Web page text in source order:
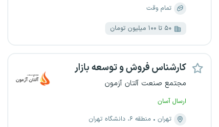
تمام وقت
۵۰ تا ۱۰۰ میلیون تومان
کارشناس فروش و توسعه بازار
مجتمع صنعت آلتان آزمون
ارسال آسان
تهران
منطقه ۶، دانشگاه تهران